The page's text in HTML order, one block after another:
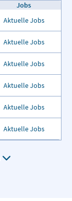
Jobs
Aktuelle Jobs
Aktuelle Jobs
Aktuelle Jobs
Aktuelle Jobs
Aktuelle Jobs
Aktuelle Jobs